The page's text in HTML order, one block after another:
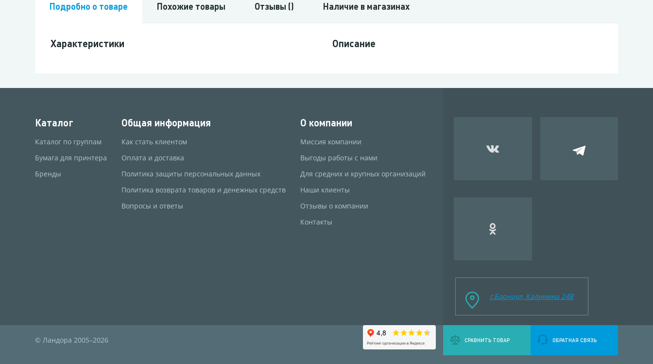
Подробно о товаре Похожие товары Отзывы () Наличие в магазинах
Характеристики Описание
Каталог
Каталог по группам
Бумага для принтера
Бренды
Общая информация
Как стать клиентом
Оплата и доставка
Политика защиты персональных данных
Политика возврата товаров и денежных средств
Вопросы и ответы
О компании
Миссия компании
Выгоды работы с нами
Для средних и крупных организаций
Наши клиенты
Отзывы о компании
Контакты
г.Барнаул, Калинина 24B
© Ландора 2005–2026 СРАВНИТЬ ТОВАР ОБРАТНАЯ СВЯЗЬ